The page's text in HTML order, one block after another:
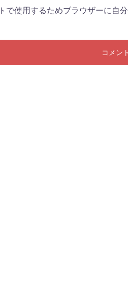
で使用するためブラウザーに自